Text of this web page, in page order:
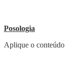
Posologia
Aplique o conteúdo